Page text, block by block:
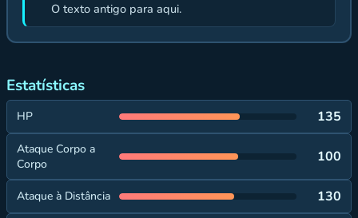
O texto antigo para aqui.
Estatísticas
HP 135
Ataque Corpo a
Corpo
100
Ataque à Distância 130